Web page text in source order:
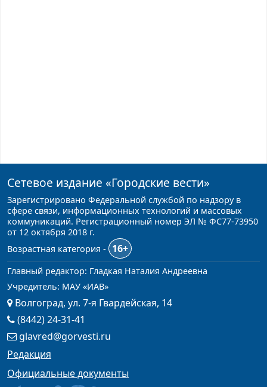
Сетевое издание «Городские вести»
Зарегистрировано Федеральной службой по надзору в
сфере связи, информационных технологий и массовых
коммуникаций. Регистрационный номер ЭЛ № ФС77-73950
от 12 октября 2018 г.
Возрастная категория -
16+
Главный редактор: Гладкая Наталия Андреевна
Учредитель: МАУ «ИАВ»
Волгоград, ул. 7-я Гвардейская, 14
(8442) 24-31-41
glavred@gorvesti.ru
Редакция
Официальные документы